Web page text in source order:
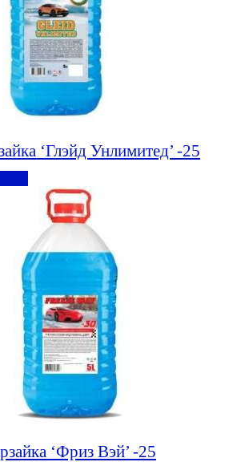
‘Глэйд Унлимитед’ -25
‘Фриз Вэй’ -25